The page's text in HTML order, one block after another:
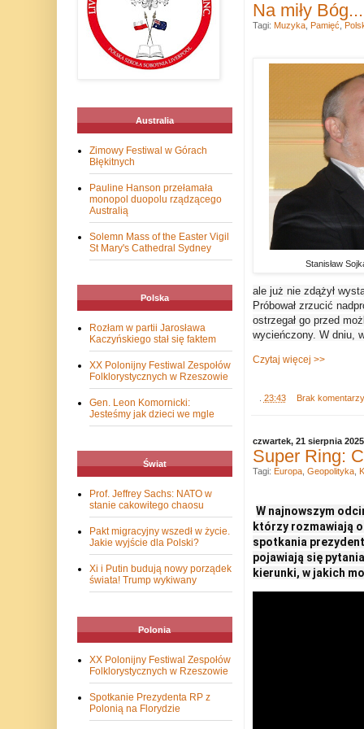
Na miły
Stanisław
ale już nie zdążył
Próbował zrzucić
ostrzegał go przed
wycieńczony. W dniu,
Czytaj więcej >>
23:43 Brak
Tagi: Muzyka, Pamięć
czwartek, 21 sierpnia 2025
Super Ring:
W najnowszym
którzy rozmawiają
spotkania
pojawiają się
kierunki, w jakich
Tagi: Europa, Geopolityka,
Australia
Zimowy Festiwal w Górach
Błękitnych
Pauline Hanson przełamała
monopol duopolu rządzącego
Australią
Solemn Mass of the Easter Vigil
St Mary's Cathedral Sydney
Polska
Rozłam w partii Jarosława
Kaczyńskiego stał się faktem
XX Polonijny Festiwal Zespołów
Folklorystycznych w Rzeszowie
Gen. Leon Komornicki:
Jesteśmy jak dzieci we mgle
Świat
Prof. Jeffrey Sachs: NATO w
stanie cakowitego chaosu
Pakt migracyjny wszedł w życie.
Jakie wyjście dla Polski?
Xi i Putin budują nowy porządek
świata! Trump wykiwany
Polonia
XX Polonijny Festiwal Zespołów
Folklorystycznych w Rzeszowie
Spotkanie Prezydenta RP z
Polonią na Florydzie